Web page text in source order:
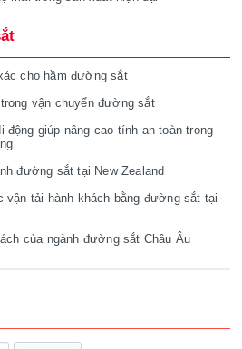
cho hầm đường sắt
vận chuyển đường sắt
động giúp nâng cao tính an toàn trong
đường sắt tại New Zealand
tải hành khách bằng đường sắt tại
của ngành đường sắt Châu Âu